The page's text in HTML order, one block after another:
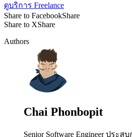
ดูบริการ Freelance
Share to FacebookShare
Share to XShare
Authors
Chai Phonbopit
Senior Software Engineer ประ